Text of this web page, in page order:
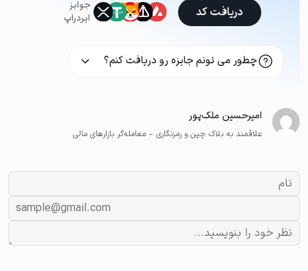
جوایز
ایردراپ
دریافت کد
چطور می تونم جایزه رو دریافت کنم؟
امیرحسین ملک‌پور
علاقمند به بلاک چین و رمزنگاری - معامله‌گر بازارهای مالی